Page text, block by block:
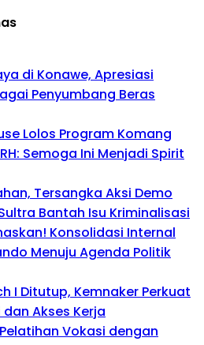
di Konawe, Apresiasi
Penyumbang Beras
Lolos Program Komang
Semoga Ini Menjadi Spirit
Tersangka Aksi Demo
Bantah Isu Kriminalisasi
Konsolidasi Internal
Menuju Agenda Politik
I Ditutup, Kemnaker Perkuat
Akses Kerja
Vokasi dengan